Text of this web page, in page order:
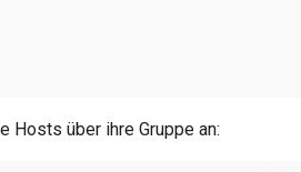
Hosts über ihre Gruppe an: